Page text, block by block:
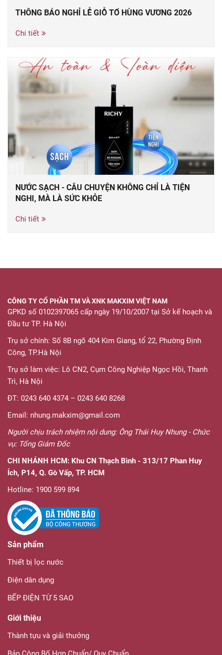
THÔNG BÁO NGHỈ LỄ GIỖ TỔ HÙNG VƯƠNG 2026
Chi tiết
NƯỚC SẠCH - CÂU CHUYỆN KHÔNG CHỈ LÀ TIỆN
NGHI, MÀ LÀ SỨC KHỎE
Chi tiết
CÔNG TY CỔ PHẦN TM VÀ XNK MAKXIM VIỆT NAM
GPKD số 0102397065 cấp ngày 19/10/2007 tại Sở kế hoạch và
Đầu tư TP. Hà Nội
Trụ sở chính: Số 8B ngõ 404 Kim Giang, tổ 22, Phường Định
Công, TP.Hà Nội
Trụ sở làm việc: Lô CN2, Cụm Công Nghiệp Ngọc Hồi, Thanh
Trì, Hà Nội
ĐT: 0243 640 4374 – 0243 640 8268
Email: nhung.makxim@gmail.com
Người chịu trách nhiệm nội dung: Ông Thái Huy Nhung - Chức
vụ: Tổng Giám Đốc
CHI NHÁNH HCM: Khu CN Thạch Bình - 313/17 Phan Huy
Ích, P14, Q. Gò Vấp, TP. HCM
Hotline: 1900 599 894
Sản phẩm
Thiết bị lọc nước
Điện dân dụng
BẾP ĐIỆN TỪ 5 SAO
Giới thiệu
Thành tựu và giải thưởng